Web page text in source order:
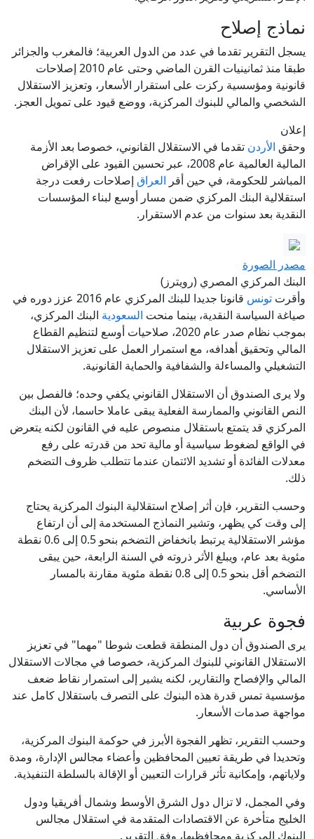
نماذج إصلاح
يسجل التقرير تقدما في عدد من الدول العربية؛ فالمغرب والجزائر
طبقا منذ ثمانينيات القرن الماضي وحتى عام 2010 إصلاحات
قانونية ومؤسسية ركزت على استقرار الأسعار، وتعزيز الاستقلال
الشخصي والمالي للبنوك المركزية، ووضع قيود على تمويل العجز.
إعلان
وحقق الأردن تقدما في الاستقلال القانوني، خصوصا بعد الأزمة
المالية العالمية عام 2008، عبر تحسين القيود على الإقراض
المباشر للحكومة، في حين أقر العراق إصلاحات رفعت درجة
استقلالية البنك المركزي ضمن مسار أوسع لبناء المؤسسات
النقدية بعد سنوات من عدم الاستقرار.
مصدر الصورة
البنك المركزي المصري (رويترز)
وأقرت تونس
قانونا جديدا للبنك المركزي عام 2016 عزز دوره في
صياغة السياسة النقدية، بينما منحت السعودية البنك المركزي،
بموجب نظام صدر عام 2020، صلاحيات أوسع لتنظيم القطاع
المالي وتحقيق أهدافه، مع استمرار العمل على تعزيز الاستقلال
التشغيلي والمساءلة والشفافية والحماية القانونية.
ولا يرى الصندوق أن الاستقلال القانوني يكفي وحده؛ فالفصل بين
النص القانوني والممارسة الفعلية يبقى عاملا حاسما، لأن البنك
المركزي قد يتمتع باستقلال منصوص عليه في القانون لكنه يتعرض
في الواقع لضغوط سياسية أو مالية تحد من قدرته على رفع
معدلات الفائدة أو تشديد الائتمان عندما تتطلب ظروف التضخم
ذلك.
وحسب التقرير، فإن أثر إصلاح استقلالية البنوك المركزية يحتاج
إلى وقت كي يظهر، وتشير النماذج المستخدمة إلى أن ارتفاع
مؤشر الاستقلالية يرتبط بانخفاض التضخم بنحو 0.5 إلى 0.6 نقطة
مئوية بعد عام، ويبلغ الأثر ذروته في السنة الرابعة، حين يبقى
التضخم أقل بنحو 0.5 إلى 0.8 نقطة مئوية مقارنة بالمسار
الأساسي.
فجوة عربية
يرى الصندوق أن دول المنطقة قطعت شوطا "مهما" في تعزيز
الاستقلال القانوني للبنوك المركزية، خصوصا في مجالات الاستقلال
المالي والإفصاح والتقارير، لكنه يشير إلى استمرار نقاط ضعف
مؤسسية تمس قدرة هذه البنوك على التصرف باستقلال كامل عند
مواجهة صدمات الأسعار.
وحسب التقرير، تظهر الفجوة الأبرز في حوكمة البنوك المركزية،
وتحديدا في طريقة تعيين المحافظين وأعضاء مجالس الإدارة، ومدة
ولاياتهم، وإمكانية تأثر قرارات التعيين أو الإقالة بالسلطة التنفيذية.
وفي المجمل، لا تزال دول الشرق الأوسط وشمال أفريقيا ودول
الخليج متأخرة عن الاقتصادات المتقدمة في استقلال مجالس
البنوك المركزية ومحافظيها، وفق التقرير.